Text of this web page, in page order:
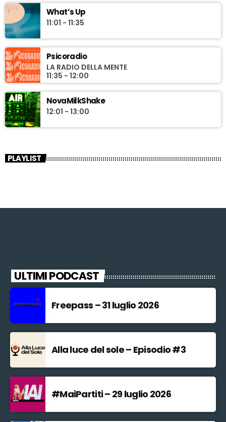
What’s Up
11:01 - 11:35
Psicoradio
LA RADIO DELLA MENTE
11:35 - 12:00
NovaMilkShake
12:01 - 13:00
PLAYLIST
ULTIMI PODCAST
Freepass – 31 luglio 2026
Alla luce del sole – Episodio #3
#MaiPartiti – 29 luglio 2026